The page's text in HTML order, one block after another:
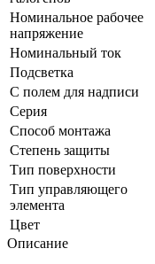
Номинальное рабочее
напряжение
Номинальный ток
Подсветка
С полем для надписи
Серия
Способ монтажа
Степень защиты
Тип поверхности
Тип управляющего
элемента
Цвет
Описание